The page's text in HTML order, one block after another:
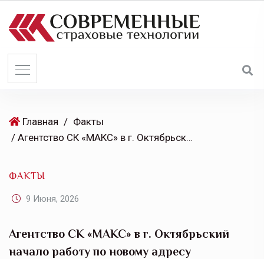
Главная / Факты
/ Агентство СК «МАКС» в г. Октябрьский начало работу по новому адресу
ФАКТЫ
9 Июня, 2026
Агентство СК «МАКС» в г. Октябрьский
начало работу по новому адресу